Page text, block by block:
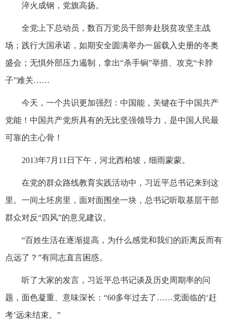
淬火成钢，党旗高扬。
全党上下总动员，数百万党员干部奔赴脱贫攻坚主战
场；践行大国承诺，如期安全圆满举办一届载入史册的冬奥
盛会；无惧外部压力遏制，拿出“杀手锏”举措、攻克“卡脖
子”难关……
今天，一个共识更加强烈：中国能，关键在于中国共产
党能！中国共产党所具有的无比坚强领导力，是中国人民最
可靠的主心骨！
2013年7月11日下午，河北西柏坡，细雨蒙蒙。
在党的群众路线教育实践活动中，习近平总书记来到这
里。一间土坯房里，面对面围坐一块，总书记听取基层干部
群众对反“四风”的意见建议。
“百姓生活在逐渐提高，为什么感觉和我们的距离反而有
点远了？”有同志直言困惑。
听了大家的发言，习近平总书记谈及历史周期率的问
题，面色凝重、意味深长：“60多年过去了……党面临的‘赶
考’远未结束。”